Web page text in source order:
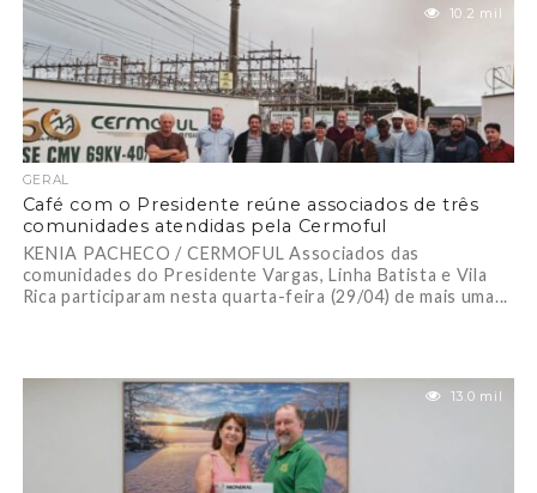
10.2 mil
GERAL
Café com o Presidente reúne associados de três
comunidades atendidas pela Cermoful
KENIA PACHECO / CERMOFUL Associados das
comunidades do Presidente Vargas, Linha Batista e Vila
Rica participaram nesta quarta-feira (29/04) de mais uma...
13.0 mil